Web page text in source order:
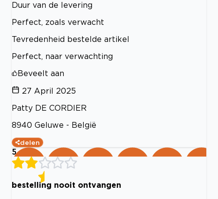
Duur van de levering
Perfect, zoals verwacht
Tevredenheid bestelde artikel
Perfect, naar verwachting
Beveelt aan
27 April 2025
Patty DE CORDIER
8940 Geluwe - België
delen
5
bestelling nooit ontvangen